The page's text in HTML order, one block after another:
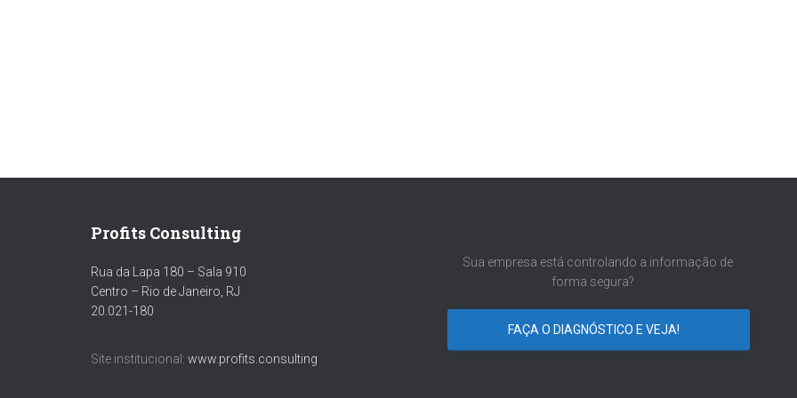
Profits Consulting
Rua da Lapa 180 – Sala 910
Centro – Rio de Janeiro, RJ
20.021-180
Site institucional: www.profits.consulting
Sua empresa está controlando a informação de
forma segura?
FAÇA O DIAGNÓSTICO E VEJA!